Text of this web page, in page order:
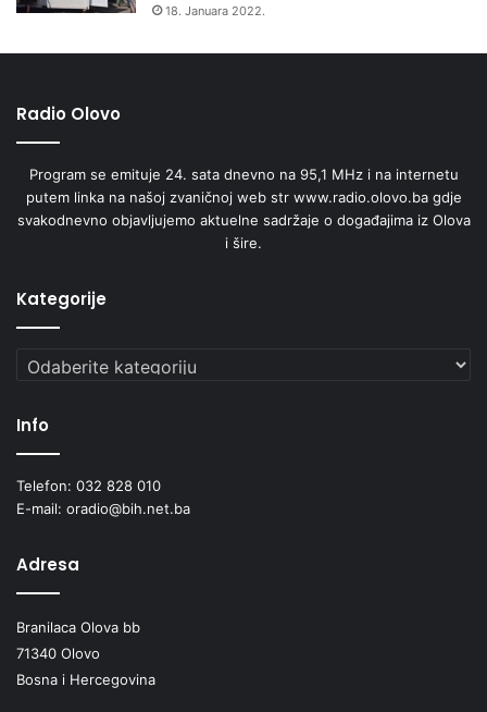
18. Januara 2022.
Radio Olovo
Program se emituje 24. sata dnevno na 95,1 MHz i na internetu
putem linka na našoj zvaničnoj web str www.radio.olovo.ba gdje
svakodnevno objavljujemo aktuelne sadržaje o događajima iz Olova
i šire.
Kategorije
Kategorije
Info
Telefon: 032 828 010
E-mail: oradio@bih.net.ba
Adresa
Branilaca Olova bb
71340 Olovo
Bosna i Hercegovina